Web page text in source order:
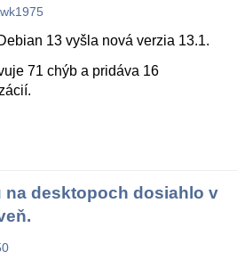
13 vyšla nová verzia 13.1.
71 chýb a pridáva 16
na desktopoch dosiahlo v